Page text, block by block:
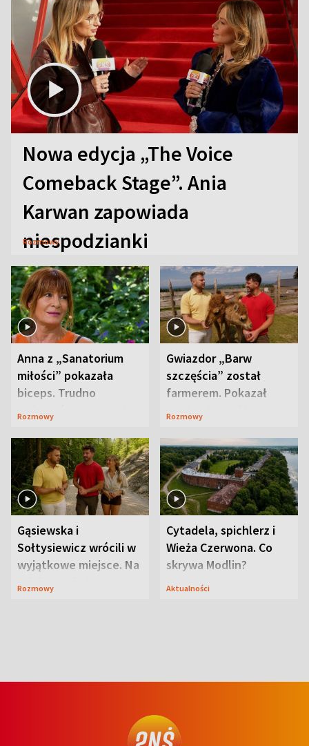
Nowa edycja „The Voice
Comeback Stage”. Ania
Karwan zapowiada
niespodzianki
Rozmowy
Anna z „Sanatorium
miłości” pokazała
biceps. Trudno
uwierzyć, co przeszła
Rozmowy
Gwiazdor „Barw
szczęścia” został
farmerem. Pokazał
swoje niezwykłe
Rozmowy
Gąsiewska i
Sołtysiewicz wrócili w
wyjątkowe miejsce. Na
szlaku czekał
Rozmowy
Cytadela, spichlerz i
Wieża Czerwona. Co
skrywa Modlin?
Aktualności